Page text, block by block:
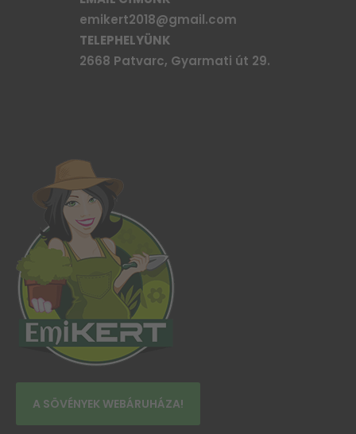
emikert2018@gmail.com
TELEPHELYÜNK
2668 Patvarc, Gyarmati út 29.
A SÖVÉNYEK WEBÁRUHÁZA!